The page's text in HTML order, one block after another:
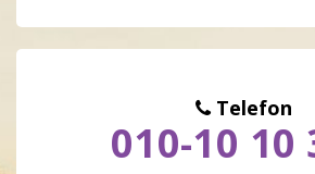
KONTAKTA OSS
Telefon
010-10 10